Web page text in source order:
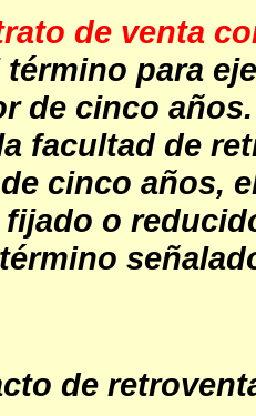
de venta
para
de cinco
facultad de
cinco años,
o
de